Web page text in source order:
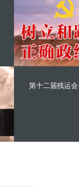
第十二届残运会